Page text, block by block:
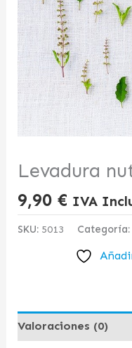
Levadura
9,90 € IVA
SKU: 5013 Categoría:
Valoraciones (0)